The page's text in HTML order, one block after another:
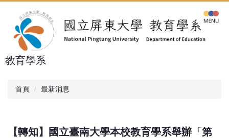
容
教育學系
首頁 最新消息
【轉知】國立臺南大學本校教育學系舉辦「第